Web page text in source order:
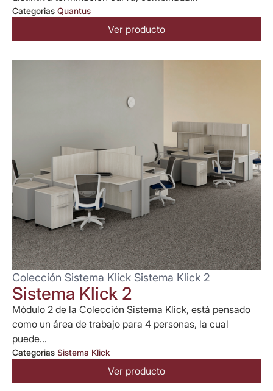
Categorias Quantus
Ver producto
Colección Sistema Klick Sistema Klick 2
Sistema Klick 2
Módulo 2 de la Colección Sistema Klick, está pensado
como un área de trabajo para 4 personas, la cual
puede...
Categorias Sistema Klick
Ver producto